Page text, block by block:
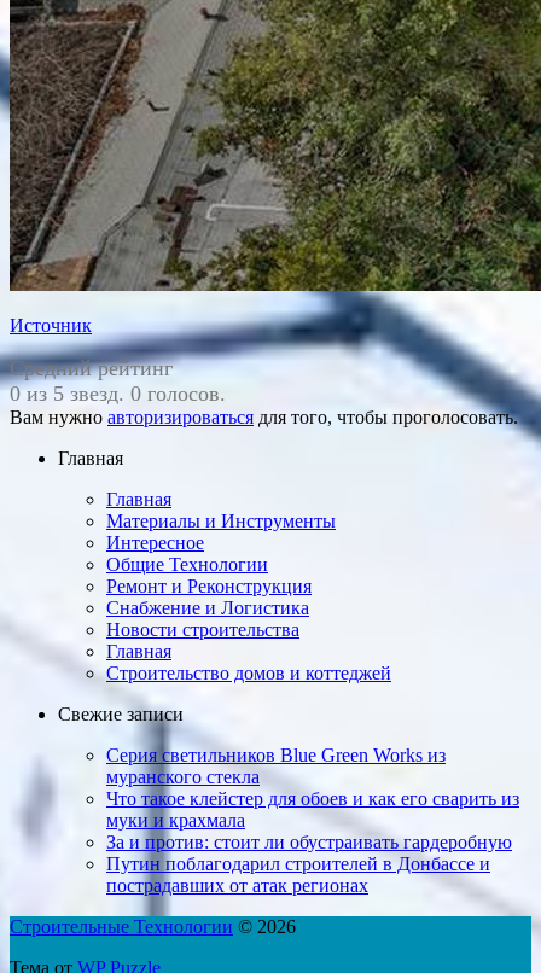
Источник
Средний рейтинг
0 из 5 звезд. 0 голосов.
Вам нужно авторизироваться для того, чтобы проголосовать.
Главная
Главная
Материалы и Инструменты
Интересное
Общие Технологии
Ремонт и Реконструкция
Снабжение и Логистика
Новости строительства
Главная
Строительство домов и коттеджей
Свежие записи
Серия светильников Blue Green Works из
муранского стекла
Что такое клейстер для обоев и как его сварить из
муки и крахмала
За и против: стоит ли ​обу­страи­вать гарде­роб­ную
Путин поблагодарил строителей в Донбассе и
пострадавших от атак регионах
Строительные Технологии © 2026
Тема от WP Puzzle